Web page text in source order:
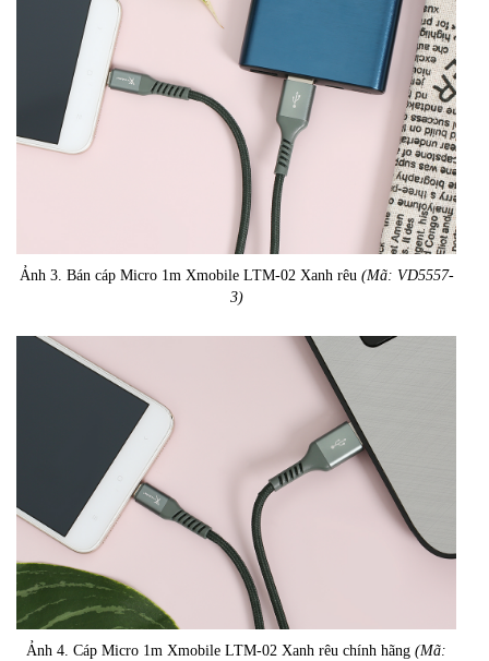
Ảnh 3. Bán cáp Micro 1m Xmobile LTM-02 Xanh rêu (Mã: VD5557-
3)
Ảnh 4. Cáp Micro 1m Xmobile LTM-02 Xanh rêu chính hãng (Mã: